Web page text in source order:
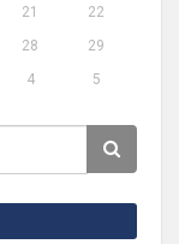
21
22
28
29
4 5